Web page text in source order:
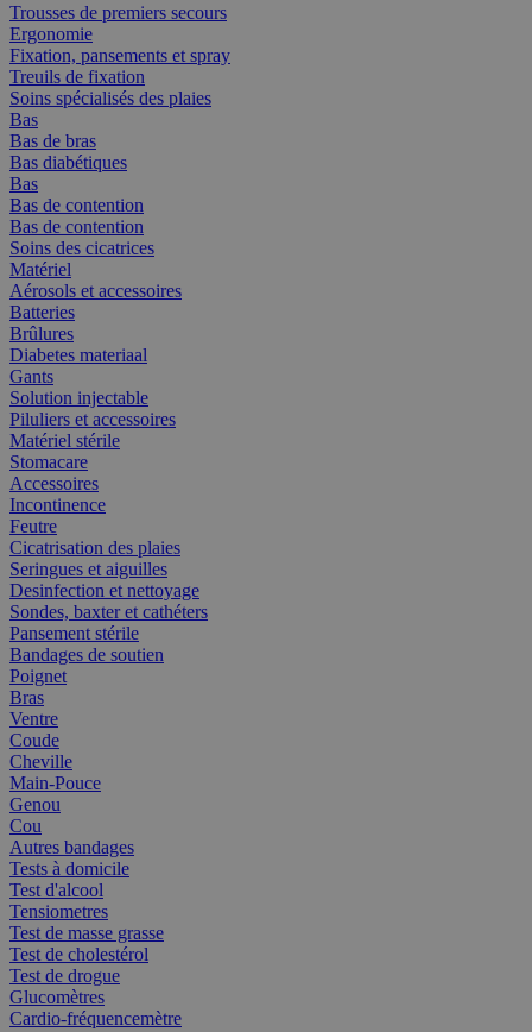
Trousses de premiers secours
Ergonomie
Fixation, pansements et spray
Treuils de fixation
Soins spécialisés des plaies
Bas
Bas de bras
Bas diabétiques
Bas
Bas de contention
Bas de contention
Soins des cicatrices
Matériel
Aérosols et accessoires
Batteries
Brûlures
Diabetes materiaal
Gants
Solution injectable
Piluliers et accessoires
Matériel stérile
Stomacare
Accessoires
Incontinence
Feutre
Cicatrisation des plaies
Seringues et aiguilles
Desinfection et nettoyage
Sondes, baxter et cathéters
Pansement stérile
Bandages de soutien
Poignet
Bras
Ventre
Coude
Cheville
Main-Pouce
Genou
Cou
Autres bandages
Tests à domicile
Test d'alcool
Tensiometres
Test de masse grasse
Test de cholestérol
Test de drogue
Glucomètres
Cardio-fréquencemètre